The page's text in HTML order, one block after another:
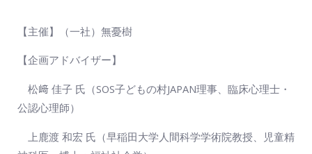
【主催】（一社）無憂樹
【企画アドバイザー】
松﨑 佳子 氏（SOS子どもの村JAPAN理事、臨床心理士・
公認心理師）
上鹿渡 和宏 氏（早稲田大学人間科学学術院教授、児童精